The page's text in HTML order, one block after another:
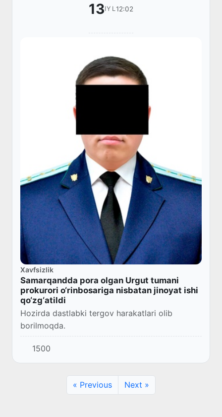
13IYL12:02
Xavfsizlik
Samarqandda pora olgan Urgut tumani
prokurori o‘rinbosariga nisbatan jinoyat ishi
qo‘zg‘atildi
Hozirda dastlabki tergov harakatlari olib
borilmoqda.
1500
« Previous Next »